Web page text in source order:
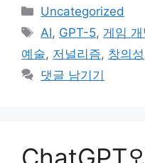
카
테
리
Uncategorized
태
그
AI, GPT-5, 게임
예술, 저널리즘, 창의성
댓글 남기기
ChatGPT